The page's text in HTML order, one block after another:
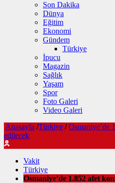
Son Dakika
Dünya
Eğitim
Ekonomi
Gündem
Türkiye
İpucu
Magazin
Sağlık
Yaşam
Spor
Foto Galeri
Video Galeri
Anasayfa /Türkiye / Osmaniye’de
edilecek
Vakit
Türkiye
Osmaniye’de 1.852 afet